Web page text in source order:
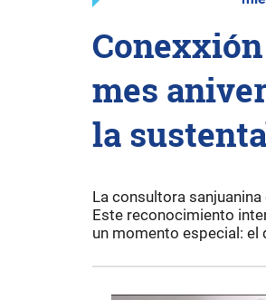
mes
la
La consultora
Este reconocimiento
un momento especial: el